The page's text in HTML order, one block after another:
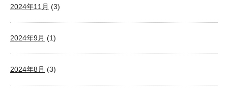
2024年11月 (3)
2024年9月 (1)
2024年8月 (3)